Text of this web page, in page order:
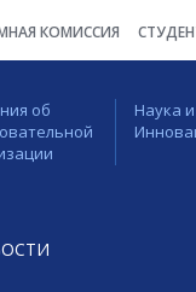
КОМИССИЯ
об
Наука и